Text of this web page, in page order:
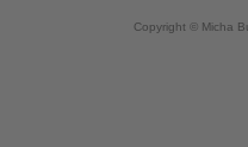
Copyright © Micha